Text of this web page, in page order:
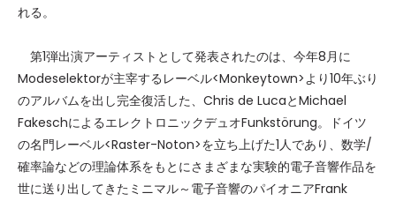
れる。
第1弾出演アーティストとして発表されたのは、今年8月に
Modeselektorが主宰するレーベル<Monkeytown>より10年ぶり
のアルバムを出し完全復活した、Chris de LucaとMichael
FakeschによるエレクトロニックデュオFunkstörung。ドイツ
の名門レーベル<Raster-Noton>を立ち上げた1人であり、数学/
確率論などの理論体系をもとにさまざまな実験的電子音響作品を
世に送り出してきたミニマル～電子音響のパイオニアFrank